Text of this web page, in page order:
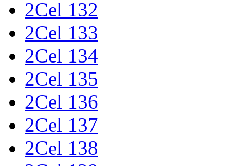
2Cel 132
2Cel 133
2Cel 134
2Cel 135
2Cel 136
2Cel 137
2Cel 138